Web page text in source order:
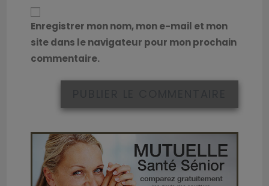
Enregistrer mon nom, mon e-mail et mon
site dans le navigateur pour mon prochain
commentaire.